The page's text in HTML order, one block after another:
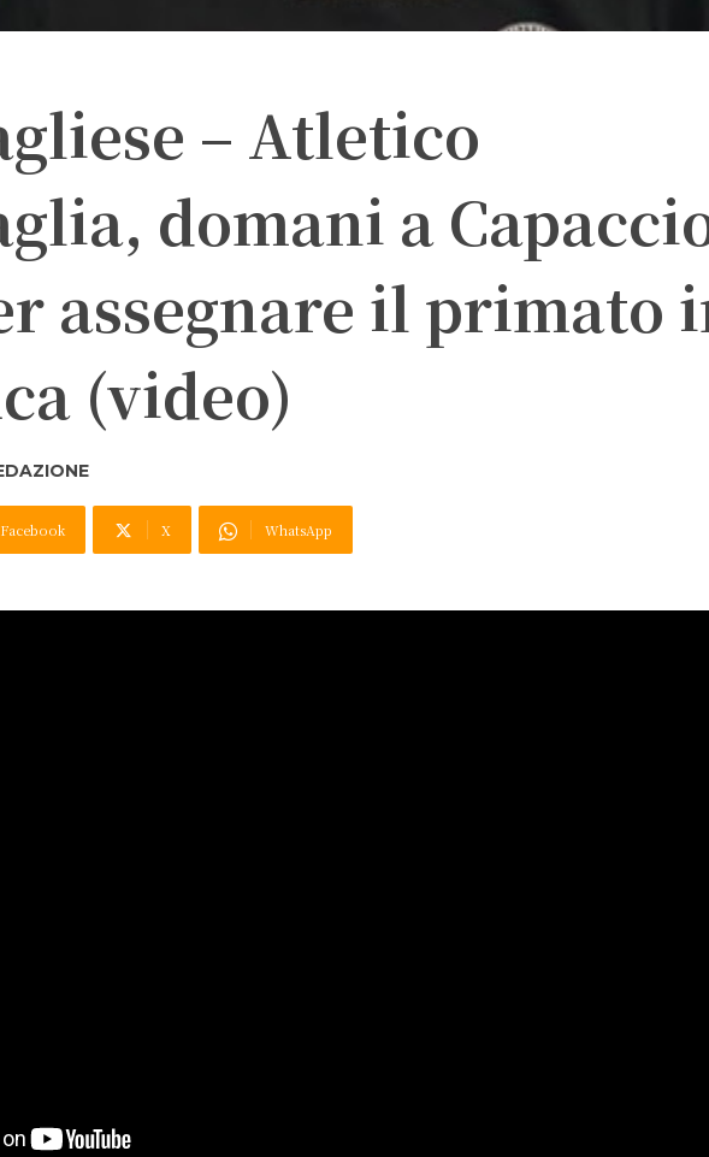
– Atletico
domani a
assegnare il primato
(video)
Facebook X WhatsApp